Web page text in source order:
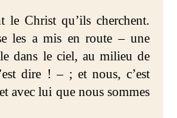
le Christ qu’ils cherchent.
les a mis en route – une
dans le ciel, au milieu de
dire ! – ; et nous, c’est
avec lui que nous sommes